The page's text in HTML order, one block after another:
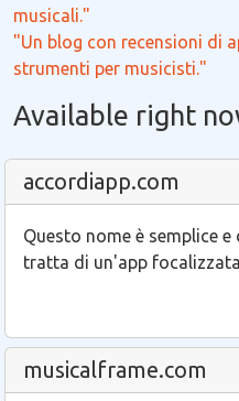
musicali."
"Un blog con recensioni di
strumenti per musicisti."
Available right
accordiapp.com
Questo nome è semplice
tratta di un'app
musicalframe.com